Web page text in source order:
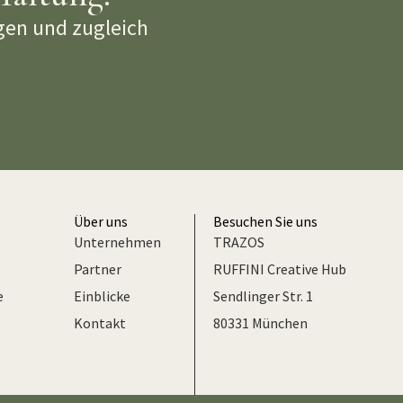
und zugleich
Über uns
Unternehmen
Partner
Einblicke
Kontakt
Besuchen Sie uns
TRAZOS
RUFFINI Creative Hub
Sendlinger Str. 1
80331 München